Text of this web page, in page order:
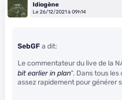
Idiogène
Le 26/12/2021 à 09h14
SebGF a dit:
Le commentateur du live de la
bit earlier in plan”. Dans tous
assez rapidement pour générer